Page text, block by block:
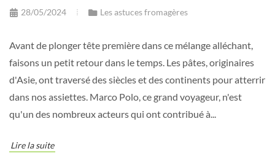
28/05/2024 Les astuces fromagères
Avant de plonger tête première dans ce mélange alléchant,
faisons un petit retour dans le temps. Les pâtes, originaires
d'Asie, ont traversé des siècles et des continents pour atterrir
dans nos assiettes. Marco Polo, ce grand voyageur, n'est
qu'un des nombreux acteurs qui ont contribué à...
Lire la suite